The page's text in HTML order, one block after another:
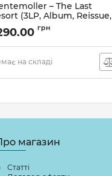
– The Last
(3LP, Album, Reissue,
273310
грн
на складі
магазин
Статті